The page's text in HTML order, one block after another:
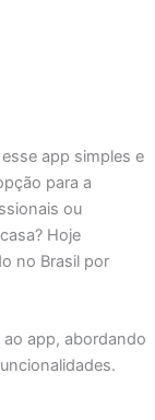
app simples e
para a
ou
Hoje
no Brasil por
app, abordando